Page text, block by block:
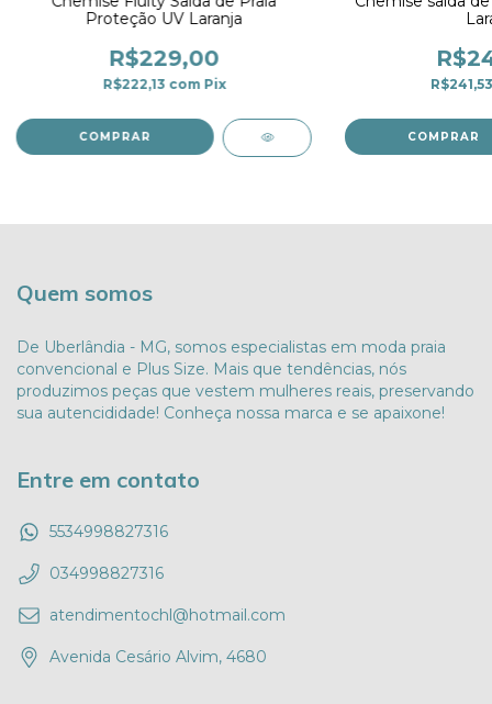
Proteção UV Laranja
R$229,00
R$222,13 com Pix
COMPRAR COMPRAR
Quem somos
De Uberlândia - MG, somos especialistas em moda praia
convencional e Plus Size. Mais que tendências, nós
produzimos peças que vestem mulheres reais, preservando
sua autencididade! Conheça nossa marca e se apaixone!
Entre em contato
5534998827316
034998827316
atendimentochl@hotmail.com
Avenida Cesário Alvim, 4680